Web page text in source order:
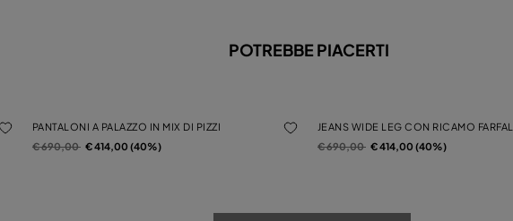
POTREBBE PIACERTI
PANTALONI A PALAZZO IN MIX DI PIZZI
Prezzo ridotto da
€ 690,00a € 414,00 (40%)
JEANS WIDE LEG CON RICAMO
Prezzo ridotto da
€ 690,00a € 414,00 (40%)